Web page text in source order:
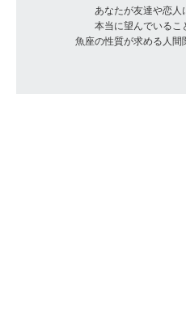
あなたが友達や恋人
本当に望んでいるこ
魚座の性質が求める人間